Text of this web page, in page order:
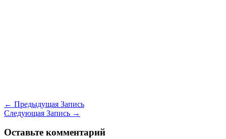
← Предыдущая Запись
Следующая Запись →
Оставьте комментарий